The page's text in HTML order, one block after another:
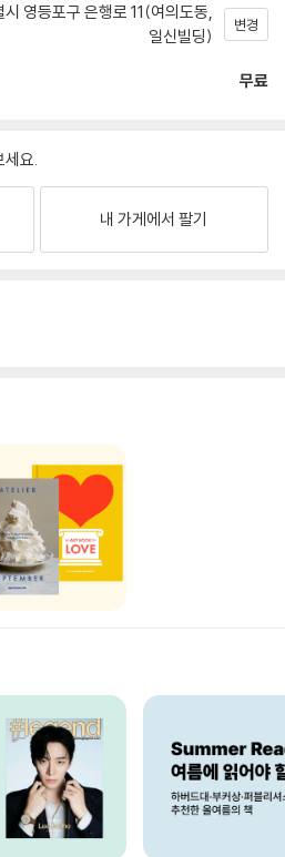
시 영등포구 은행로 11(여의도동,
일신빌딩)
변경
무료
세요.
내 가게에서 팔기